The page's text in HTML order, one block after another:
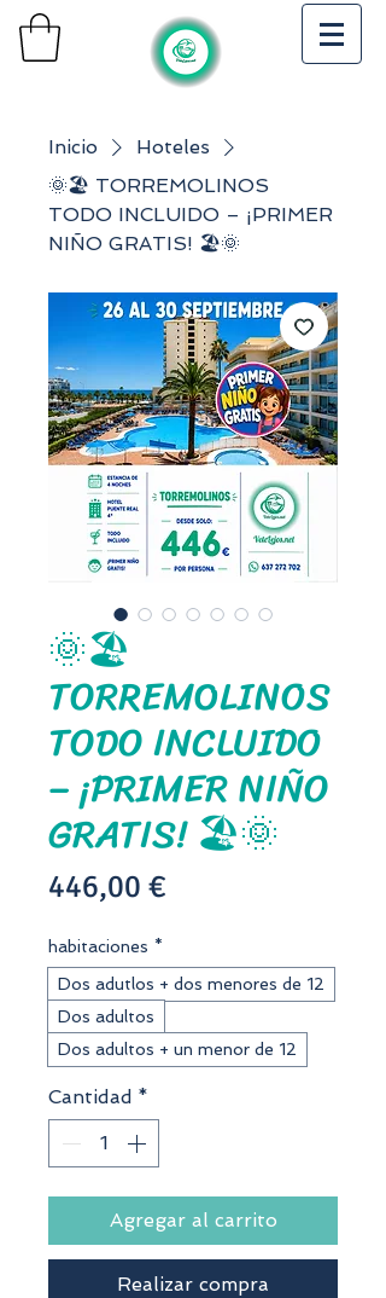
Inicio
Hoteles
🌞🏖️ TORREMOLINOS
TODO INCLUIDO – ¡PRIMER
NIÑO GRATIS! 🏖️🌞
🌞🏖️
TORREMOLINOS
TODO INCLUIDO
– ¡PRIMER NIÑO
GRATIS! 🏖️🌞
446,00 €
habitaciones *
Dos adutlos + dos menores de 12
Dos adultos
Dos adultos + un menor de 12
Cantidad *
Agregar al carrito
Realizar compra